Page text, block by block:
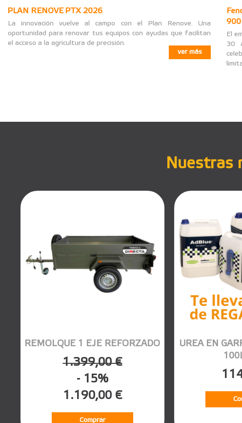
PLAN RENOVE PTX 2026
La innovación vuelve al campo con el Plan Renove. Una
oportunidad para renovar tus equipos con ayudas que facilitan
el acceso a la agricultura de precisión.
ver más
900
El
30
Nuestras
REMOLQUE 1 EJE REFORZADO
1.399,00 €
- 15%
1.190,00 €
Comprar
UREA EN